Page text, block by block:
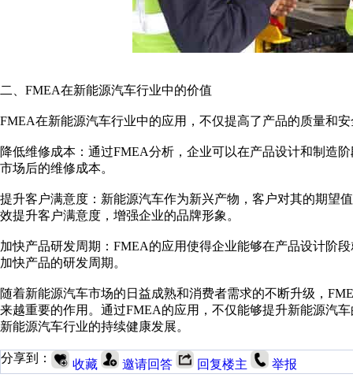
二、FMEA在新能源汽车行业中的价值
FMEA在新能源汽车行业中的应用，不仅提高了产品的质量和
降低维修成本：通过FMEA分析，企业可以在产品设计和制造
市场后的维修成本。
提升客户满意度：新能源汽车作为新兴产物，客户对其的期望
效提升客户满意度，增强企业的品牌形象。
加快产品研发周期：FMEA的应用使得企业能够在产品设计阶
加快产品的研发周期。
随着新能源汽车市场的日益成熟和消费者需求的不断升级，
来越重要的作用。通过FMEA的应用，不仅能够提升新能源汽
新能源汽车行业的持续健康发展。
分享到： 收藏 邀请回答 回复楼主 举报